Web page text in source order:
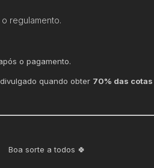
regulamento.
o pagamento.
quando obter 70% das cotas
Boa sorte a todos 🍀